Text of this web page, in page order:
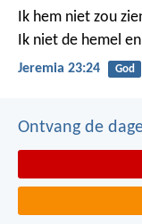
Ik hem niet zou
Ik niet de hemel
Jeremia 23:24 God
Ontvang de